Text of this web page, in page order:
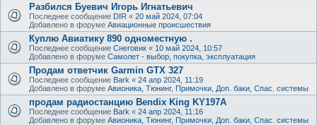
Разбился Буевич Игорь Игнатьевич
Последнее сообщение DIR « 20 май 2024, 07:04
Добавлено в форуме Авиационные происшествия
Куплю Авиатику 890 одноместную .
Последнее сообщение Снеговик « 10 май 2024, 10:57
Добавлено в форуме Самолет - выбор, покупка, эксплуатация
Продам ответчик Garmin GTX 327
Последнее сообщение Bark « 24 апр 2024, 11:19
Добавлено в форуме Авионика, Тюнинг, Примочки, Доп. баки, Спас. системы
продам радиостанцию Bendix King KY197A
Последнее сообщение Bark « 24 апр 2024, 11:16
Добавлено в форуме Авионика, Тюнинг, Примочки, Доп. баки, Спас. системы